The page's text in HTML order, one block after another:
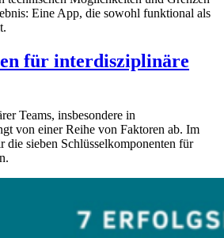
Eine App, die sowohl funktional als
für interdisziplinäre
Teams, insbesondere in
von einer Reihe von Faktoren ab. Im
die sieben Schlüsselkomponenten für